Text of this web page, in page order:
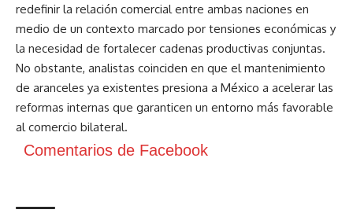
redefinir la relación comercial entre ambas naciones en
medio de un contexto marcado por tensiones económicas y
la necesidad de fortalecer cadenas productivas conjuntas.
No obstante, analistas coinciden en que el mantenimiento
de aranceles ya existentes presiona a México a acelerar las
reformas internas que garanticen un entorno más favorable
al comercio bilateral.
Comentarios de Facebook